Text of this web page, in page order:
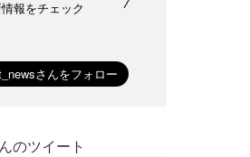
報をチェック
のツイート